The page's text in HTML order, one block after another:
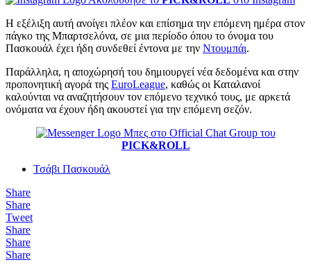
Η εξέλιξη αυτή ανοίγει πλέον και επίσημα την επόμενη ημέρα στον
πάγκο της Μπαρτσελόνα, σε μια περίοδο όπου το όνομα του
Πασκουάλ έχει ήδη συνδεθεί έντονα με την Ντουμπάι.
Παράλληλα, η αποχώρησή του δημιουργεί νέα δεδομένα και στην
προπονητική αγορά της EuroLeague, καθώς οι Καταλανοί
καλούνται να αναζητήσουν τον επόμενο τεχνικό τους, με αρκετά
ονόματα να έχουν ήδη ακουστεί για την επόμενη σεζόν.
Μπες στο Official Chat Group του
PICK&ROLL
Τσάβι Πασκουάλ
Share
Share
Tweet
Share
Share
Share